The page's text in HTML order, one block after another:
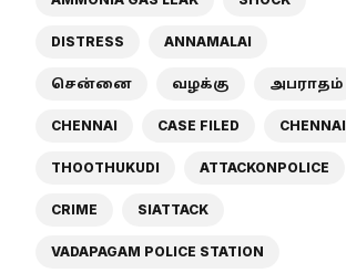
DISTRESS ANNAMALAI
சென்னை வழக்கு அபராதம்
CHENNAI CASE FILED CHENNAI
THOOTHUKUDI ATTACKONPOLICE
CRIME SIATTACK
VADAPAGAM POLICE STATION